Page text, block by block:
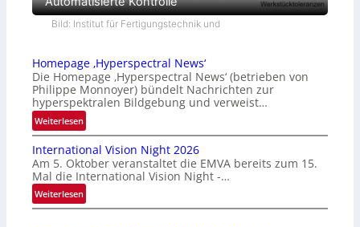
Bild: Institut für Fertigungstechnik und
Homepage ‚Hyperspectral News‘
Die Homepage ‚Hyperspectral News‘ (betrieben von
Philippe Monnoyer) bündelt Nachrichten zur
hyperspektralen Bildgebung und verweist…
Weiterlesen:
H
o
m
e
p
a
International Vision Night 2026
Am 5. Oktober veranstaltet die EMVA bereits zum 15.
Mal die International Vision Night -…
Weiterlesen:
I